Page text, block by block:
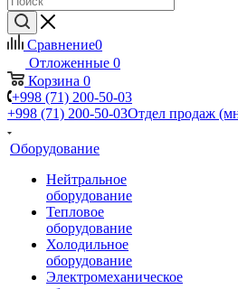
Сравнение0
Отложенные 0
Корзина 0
+998 (71) 200-50-03
+998 (71) 200-50-03Отдел продаж
Оборудование
Нейтральное
оборудование
Тепловое
оборудование
Холодильное
оборудование
Электромеханическое